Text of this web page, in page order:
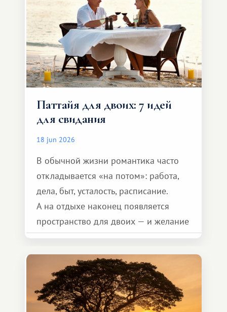
Паттайя для двоих: 7 идей
для свидания
18 jun 2026
В обычной жизни романтика часто
откладывается «на потом»: работа,
дела, быт, усталость, расписание.
А на отдыхе наконец появляется
пространство для двоих — и желание
сделать для близкого человека что-то
особенное. Не обязательно
масштабное, но тёплое
и запоминающееся :)